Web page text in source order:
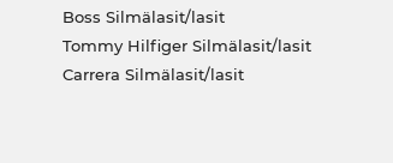
Boss Silmälasit/lasit
Tommy Hilfiger Silmälasit/lasit
Carrera Silmälasit/lasit